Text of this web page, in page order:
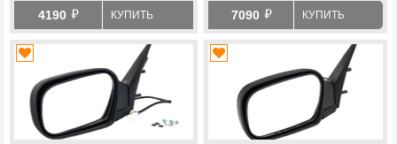
4190 й КУПИТЬ 7090 й КУПИТЬ